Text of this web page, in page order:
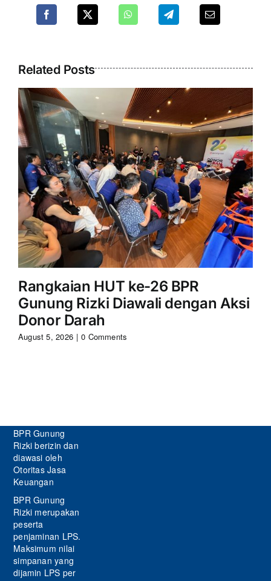
Related Posts
Rangkaian HUT ke-26 BPR
Gunung Rizki Diawali dengan Aksi
Donor Darah
August 5, 2026 | 0 Comments
BPR Gunung
Rizki berizin dan
diawasi oleh
Otoritas Jasa
Keuangan
BPR Gunung
Rizki merupakan
peserta
penjaminan LPS.
Maksimum nilai
simpanan yang
dijamin LPS per